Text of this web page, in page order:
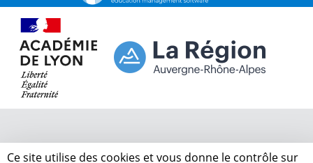
Ce site utilise des cookies et vous donne le contrôle sur